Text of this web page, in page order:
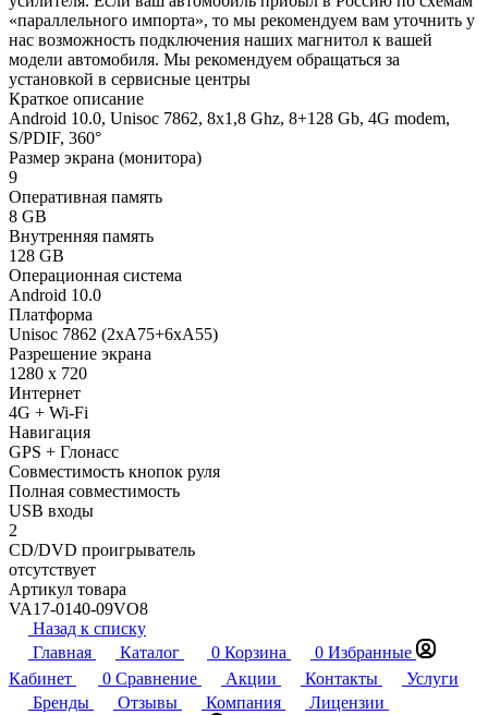
«параллельного импорта», то мы рекомендуем вам уточнить у
нас возможность подключения наших магнитол к вашей
модели автомобиля. Мы рекомендуем обращаться за
установкой в сервисные центры
Краткое описание
Android 10.0, Unisoc 7862, 8х1,8 Ghz, 8+128 Gb, 4G modem,
S/PDIF, 360°
Размер экрана (монитора)
9
Оперативная память
8 GB
Внутренняя память
128 GB
Операционная система
Android 10.0
Платформа
Unisoc 7862 (2xA75+6xA55)
Разрешение экрана
1280 x 720
Интернет
4G + Wi-Fi
Навигация
GPS + Глонасс
Совместимость кнопок руля
Полная совместимость
USB входы
2
CD/DVD проигрыватель
отсутствует
Артикул товара
VA17-0140-09VO8
Назад к списку
Главная
Каталог 0 Корзина 0 Избранные
Кабинет
0 Сравнение Акции Контакты
Услуги
Бренды
Отзывы Компания
Лицензии